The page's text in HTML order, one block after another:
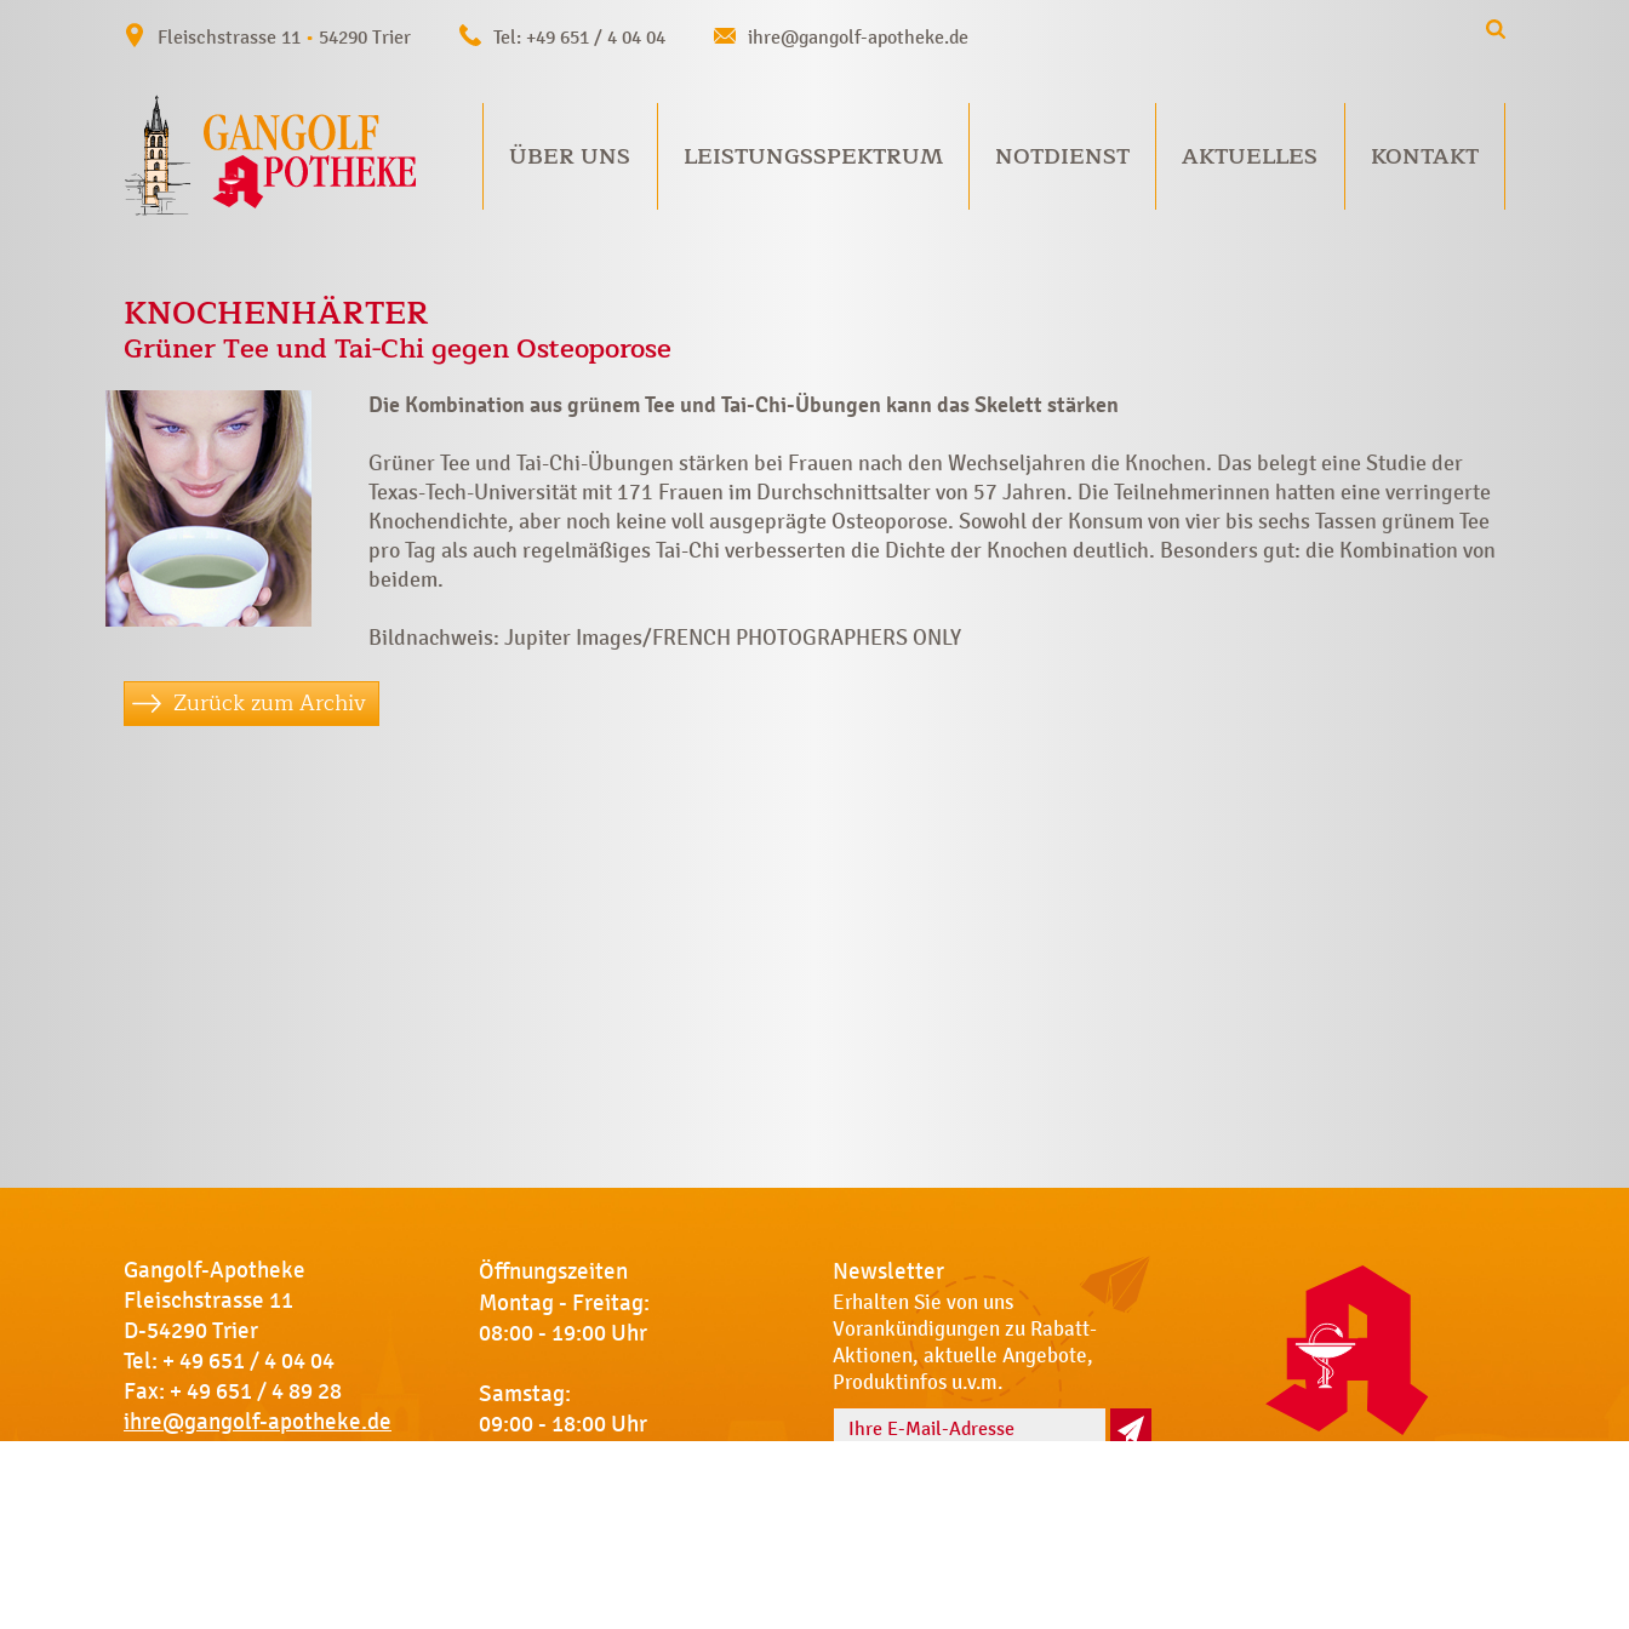
Fleischstrasse 11 • 54290 Trier Tel: +49 651 / 4 04 04 ihre@gangolf-apotheke.de
ÜBER UNS LEISTUNGSSPEKTRUM NOTDIENST AKTUELLES KONTAKT
KNOCHENHÄRTER
Grüner Tee und Tai-Chi gegen Osteoporose
Die Kombination aus grünem Tee und Tai-Chi-Übungen kann das Skelett stärken
Grüner Tee und Tai-Chi-Übungen stärken bei Frauen nach den Wechseljahren die Knochen. Das belegt eine Studie der
Texas-Tech-Universität mit 171 Frauen im Durchschnittsalter von 57 Jahren. Die Teilnehmerinnen hatten eine verringerte
Knochendichte, aber noch keine voll ausgeprägte Osteoporose. Sowohl der Konsum von vier bis sechs Tassen grünem Tee
pro Tag als auch regelmäßiges Tai-Chi verbesserten die Dichte der Knochen deutlich. Besonders gut: die Kombination von
beidem.
Bildnachweis: Jupiter Images/FRENCH PHOTOGRAPHERS ONLY
Zurück zum Archiv
Gangolf-Apotheke
Fleischstrasse 11
D-54290 Trier
Tel: + 49 651 / 4 04 04
Fax: + 49 651 / 4 89 28
ihre@gangolf-apotheke.de
Öffnungszeiten
Montag - Freitag:
08:00 - 19:00 Uhr
Samstag:
09:00 - 18:00 Uhr
Newsletter
Erhalten Sie von uns
Vorankündigungen zu Rabatt-
Aktionen, aktuelle Angebote,
Produktinfos u.v.m.
Name